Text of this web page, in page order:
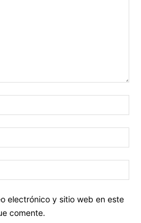
electrónico y sitio web en este
comente.